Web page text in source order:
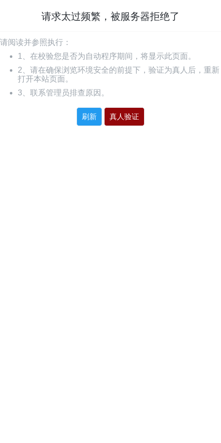
请求太过频繁，被服务器拒绝了
请阅读并参照执行：
1、在校验您是否为自动程序期间，将显示此页面。
2、请在确保浏览环境安全的前提下，验证为真人后，重新
打开本站页面。
3、联系管理员排查原因。
刷新 真人验证